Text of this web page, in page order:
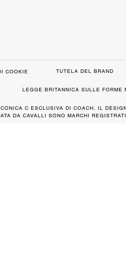
COOKIE TUTELA DEL BRAND
LEGGE BRITANNICA SULLE FORME
C ESCLUSIVA DI COACH, IL
DA CAVALLI SONO MARCHI